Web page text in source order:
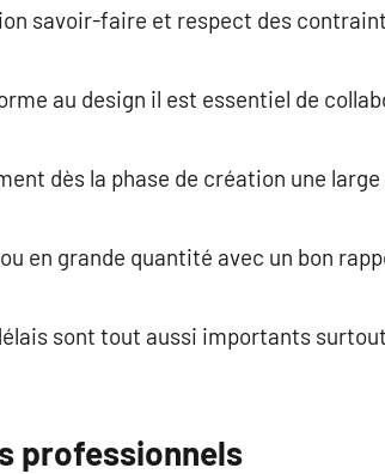
savoir-faire et respect des
au design il est essentiel de
dès la phase de création une
en grande quantité avec un bon
sont tout aussi importants
professionnels